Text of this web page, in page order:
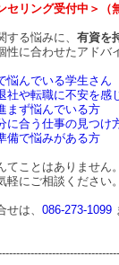
セリング受付中＞（
る悩みに、 有資を
性に合わせたアドバ
んでいる学生さん
や転職に不安を感
まず悩んでいる方
合う仕事の見つけ
備で悩みがある方
てことはありません。
にご相談ください。
せは、 086-273-1099